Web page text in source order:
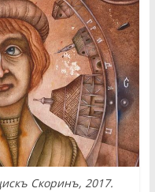
Скоринъ, 2017.